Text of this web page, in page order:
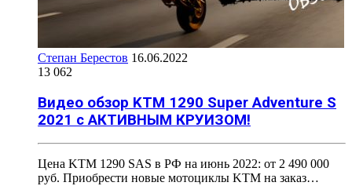
Степан Берестов 16.06.2022
13 062
Видео обзор KTM 1290 Super Adventure S
2021 с АКТИВНЫМ КРУИЗОМ!
Цена KTM 1290 SAS в РФ на июнь 2022: от 2 490 000
руб. Приобрести новые мотоциклы KTM на заказ…